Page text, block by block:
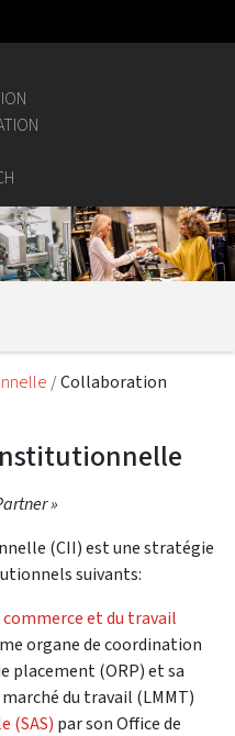
Collaboration
»
(CII) est une stratégie
suivants:
commerce et du travail
organe de coordination
placement (ORP) et sa
du travail (LMMT)
(SAS) par son Office de